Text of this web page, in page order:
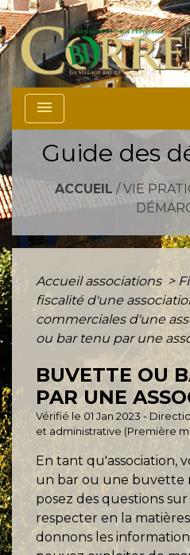
menu
Guide des
ACCUEIL / VIE
Accueil associations >
fiscalité d'une
commerciales d'une
ou bar tenu par une
BUVETTE OU
PAR UNE
Vérifié le 01 Jan 2023 -
et administrative (Première
En tant qu'association,
un bar ou une buvette
posez des questions
respecter en la
donnons les